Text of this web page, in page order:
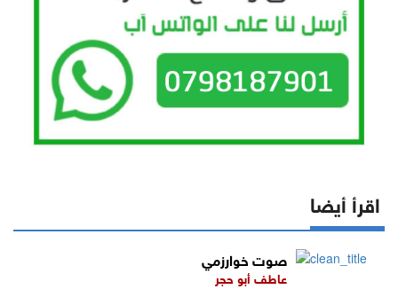
اقرأ أيضا
صوت خوارزمي
عاطف أبو حجر